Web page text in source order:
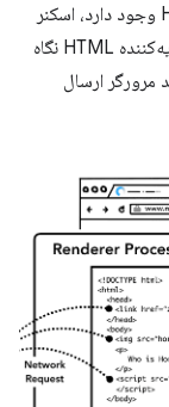
در سند HTML وجود دارد، اسکنر
پیش بارگذاری به نشانه‌های تولید شده توسط تجزیه‌کننده HTML نگاه
مرورگر ارسال